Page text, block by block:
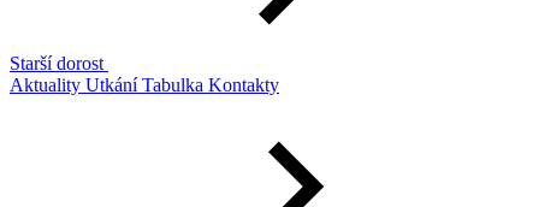
Starší dorost
Aktuality UtkáníTabulka Kontakty